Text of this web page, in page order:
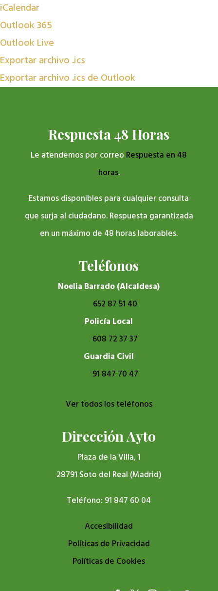
iCalendar
Outlook 365
Outlook Live
Exportar archivo .ics
Exportar archivo .ics de Outlook
Respuesta 48 Horas
Le atendemos por correo Respuesta en 48
horas.
Estamos disponibles para cualquier consulta
que surja al ciudadano. Respuesta garantizada
en un máximo de 48 horas laborables.
Teléfonos
Noelia Barrado (Alcaldesa)
652 87 51 40
Policía Local
608 72 37 37
Guardia Civil
91 847 70 47
Ver todos los teléfonos
Dirección Ayto
Plaza de la Villa, 1
28791 Soto del Real (Madrid)
Teléfono: 91 847 60 04
Accesibilidad
Políticas de Privacidad
Políticas de Cookies